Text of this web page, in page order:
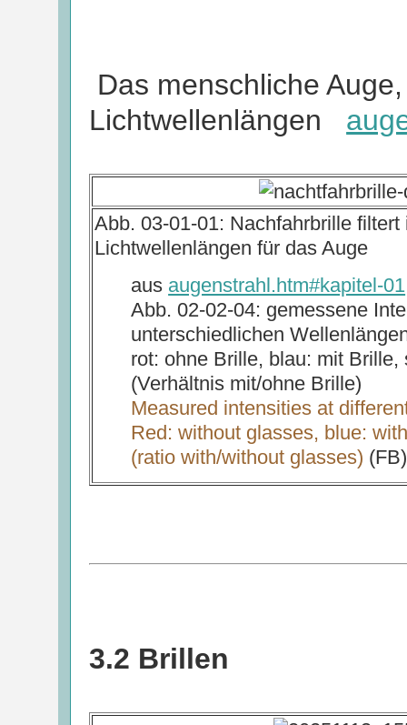
Das menschliche
Lichtwellenlängen
Abb. 03-01-01: Nachfahrbrille
Lichtwellenlängen für das Auge
aus augenstrahl.htm#kapitel-01
Abb. 02-02-04: gemessene
unterschiedlichen
rot: ohne Brille, blau: mit
(Verhältnis mit/ohne Brille)
Measured intensities at
Red: without glasses, blue:
(ratio with/without glasses) (FB)
3.2 Brillen